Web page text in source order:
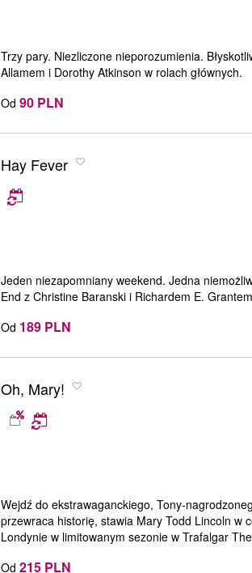
Trzy pary. Niezliczone nieporozumienia.
Allamem i Dorothy Atkinson w rolach głównych.
Od 90 PLN
Hay Fever
Jeden niezapomniany weekend. Jedna
End z Christine Baranski i Richardem E.
Od 189 PLN
Oh, Mary!
Wejdź do ekstrawaganckiego,
przewraca historię, stawia Mary Todd Lincoln w
Londynie w limitowanym sezonie w Trafalgar
Od 215 PLN